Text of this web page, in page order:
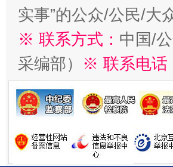
实事”的公众/公民/大
※ 联系方式： 中国/
采编部） ※ 联系电话